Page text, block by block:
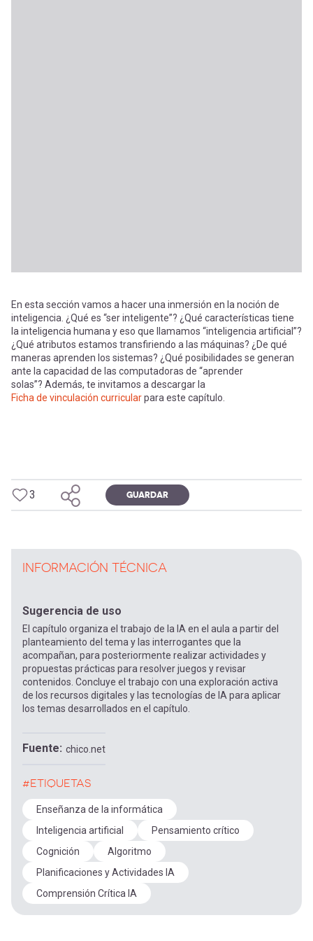
En esta sección vamos a hacer una inmersión en la noción de
inteligencia. ¿Qué es “ser inteligente”? ¿Qué características tiene
la inteligencia humana y eso que llamamos “inteligencia artificial”?
¿Qué atributos estamos transfiriendo a las máquinas? ¿De qué
maneras aprenden los sistemas? ¿Qué posibilidades se generan
ante la capacidad de las computadoras de “aprender
solas”? Además, te invitamos a descargar la
Ficha de vinculación curricularpara este capítulo.
3 GUARDAR
INFORMACIÓN TÉCNICA
Sugerencia de uso
El capítulo organiza el trabajo de la IA en el aula a partir del
planteamiento del tema y las interrogantes que la
acompañan, para posteriormente realizar actividades y
propuestas prácticas para resolver juegos y revisar
contenidos. Concluye el trabajo con una exploración activa
de los recursos digitales y las tecnologías de IA para aplicar
los temas desarrollados en el capítulo.
Fuente chico.net
#ETIQUETAS
Enseñanza de la informática
Inteligencia artificial
Pensamiento crítico
Cognición
Algoritmo
Planificaciones y Actividades IA
Comprensión Crítica IA